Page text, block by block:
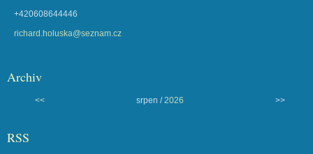
+420608644446
richard.holuska@seznam.cz
Archiv
<< srpen /2026 >>
RSS